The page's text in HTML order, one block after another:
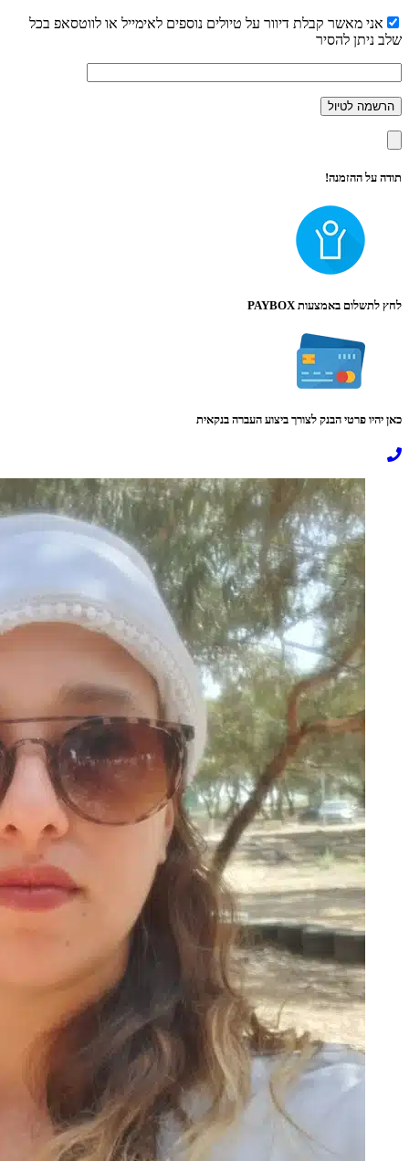
אני מאשר קבלת דיוור על טיולים נוספים לאימייל או לווטסאפ בכל
שלב ניתן להסיר
תודה על ההזמנה!
לחץ לתשלום באמצעות PAYBOX
כאן יהיו פרטי הבנק לצורך ביצוע העברה בנקאית